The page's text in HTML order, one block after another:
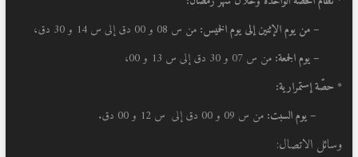
– من يوم الإثنين إلى يوم الخميس: من س 08 و 00 دق إلى س 14 و 30 دق،
– يوم الجمعة: من س 07 و 30 دق إلى س 13 و 00،
* حصّة إستمرارية:
– يوم السبت: من س 09 و 00 دق إلى س 12 و 00 دق.
وسائل الاتصال: